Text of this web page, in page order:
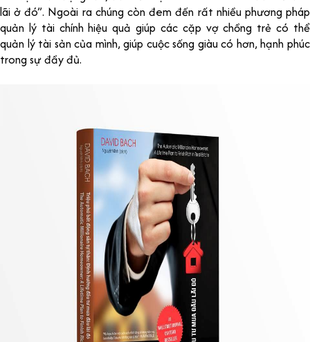
lãi ở đó”. Ngoài ra chúng còn đem đến rất nhiều phương pháp
quản lý tài chính hiệu quả giúp các cặp vợ chồng trẻ có thể
quản lý tài sản của mình, giúp cuộc sống giàu có hơn, hạnh phúc
trong sự đầy đủ.